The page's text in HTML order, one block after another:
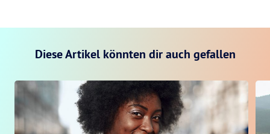
Diese Artikel könnten dir auch gefallen